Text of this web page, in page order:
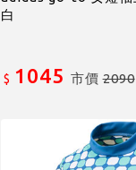
白
$ 1045 市價2090